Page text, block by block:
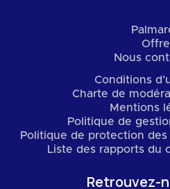
Offre
Nous
Conditions
Charte de
Mentions
Politique de
Politique de protection
Liste des rapports du
Retrouvez-